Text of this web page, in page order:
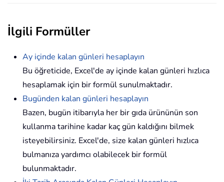
İlgili Formüller
Ay içinde kalan günleri hesaplayın
Bu öğreticide, Excel'de ay içinde kalan günleri hızlıca
hesaplamak için bir formül sunulmaktadır.
Bugünden kalan günleri hesaplayın
Bazen, bugün itibarıyla her bir gıda ürününün son
kullanma tarihine kadar kaç gün kaldığını bilmek
isteyebilirsiniz. Excel'de, size kalan günleri hızlıca
bulmanıza yardımcı olabilecek bir formül
bulunmaktadır.